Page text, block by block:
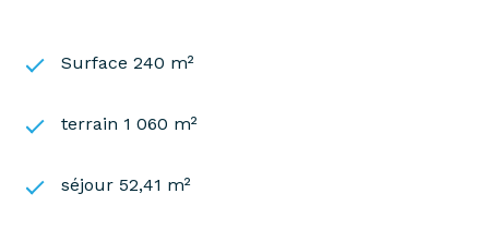
Surface 240 m²
terrain 1 060 m²
séjour 52,41 m²